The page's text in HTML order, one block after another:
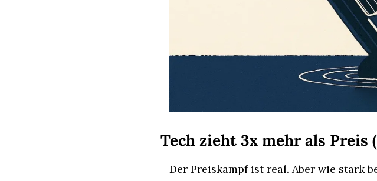
Tech zieht 3x mehr als
Der Preiskampf ist real. Aber wie stark